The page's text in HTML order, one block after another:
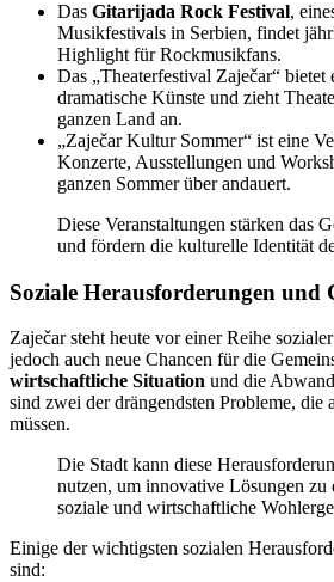
Das Gitarijada Rock Festival,
Musikfestivals in Serbien, findet
Highlight für Rockmusikfans.
Das „Theaterfestival Zaječar“ bietet
dramatische Künste und zieht
ganzen Land an.
„Zaječar Kultur Sommer“ ist eine
Konzerte, Ausstellungen und
ganzen Sommer über andauert.
Diese Veranstaltungen stärken das
und fördern die kulturelle Identität
Soziale Herausforderungen und
Zaječar steht heute vor einer Reihe
jedoch auch neue Chancen für die
wirtschaftliche Situation und die
sind zwei der drängendsten Probleme, die
müssen.
Die Stadt kann diese
nutzen, um innovative Lösungen zu
soziale und wirtschaftliche
Einige der wichtigsten sozialen
sind: